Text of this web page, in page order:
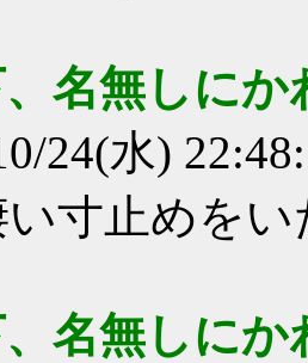
名無しに
24(水)
寸止めを
名無しに